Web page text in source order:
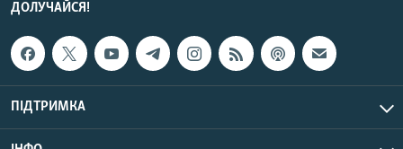
ДОЛУЧАЙСЯ!
ПІДТРИМКА